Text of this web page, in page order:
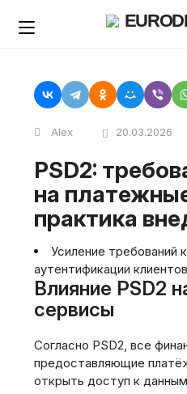
Alex 20.03.2026
PSD2: требования, влияние
на
практика
Усиление требований
аутентификации
Влияние PSD2
сервисы
Согласно PSD2, все
предоставляющие
открыть доступ к